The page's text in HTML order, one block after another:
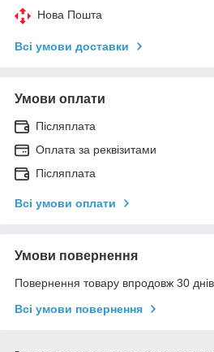
Нова Пошта
Всі умови доставки
Умови оплати
Післяплата
Оплата за реквізитами
Післяплата
Всі умови оплати
Умови повернення
Повернення товару впродовж 30
Всі умови повернення